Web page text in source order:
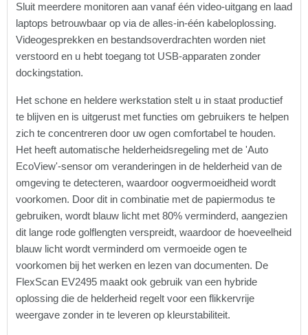
Sluit meerdere monitoren aan vanaf één video-uitgang en laad
laptops betrouwbaar op via de alles-in-één kabeloplossing.
Videogesprekken en bestandsoverdrachten worden niet
verstoord en u hebt toegang tot USB-apparaten zonder
dockingstation.
Het schone en heldere werkstation stelt u in staat productief
te blijven en is uitgerust met functies om gebruikers te helpen
zich te concentreren door uw ogen comfortabel te houden.
Het heeft automatische helderheidsregeling met de 'Auto
EcoView'-sensor om veranderingen in de helderheid van de
omgeving te detecteren, waardoor oogvermoeidheid wordt
voorkomen. Door dit in combinatie met de papiermodus te
gebruiken, wordt blauw licht met 80% verminderd, aangezien
dit lange rode golflengten verspreidt, waardoor de hoeveelheid
blauw licht wordt verminderd om vermoeide ogen te
voorkomen bij het werken en lezen van documenten. De
FlexScan EV2495 maakt ook gebruik van een hybride
oplossing die de helderheid regelt voor een flikkervrije
weergave zonder in te leveren op kleurstabiliteit.